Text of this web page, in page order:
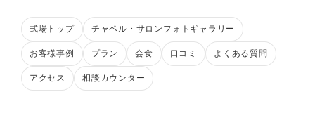
式場トップ チャペル・サロンフォトギャラリー
お客様事例 プラン 会食 口コミ よくある質問
アクセス 相談カウンター